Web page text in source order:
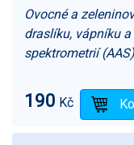
Ovocné a
draslíku, vápníku
spektrometrií (AAS)
190 Kč